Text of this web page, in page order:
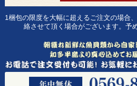
1梱包の限度を大幅に超えるご注文の場合
絡させて頂く場合がございます。予